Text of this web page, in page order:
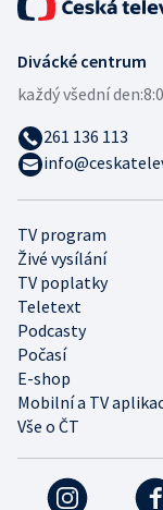
TV program
Živé vysílání
TV poplatky
Teletext
Podcasty
Počasí
E-shop
Mobilní a TV
Vše o ČT
Divácké centrum
každý všední den:
261 136 113